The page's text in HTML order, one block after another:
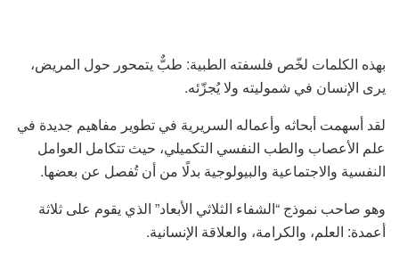
بهذه الكلمات لخّص فلسفته الطبية: طبٌّ يتمحور حول المريض،
يرى الإنسان في شموليته ولا يُجزّئه.
لقد أسهمت أبحاثه وأعماله السريرية في تطوير مفاهيم جديدة في
علم الأعصاب والطب النفسي التكميلي، حيث تتكامل العوامل
النفسية والاجتماعية والبيولوجية بدلًا من أن تُفصل عن بعضها.
وهو صاحب نموذج “الشفاء الثلاثي الأبعاد” الذي يقوم على ثلاثة
أعمدة: العلم، والكرامة، والعلاقة الإنسانية.